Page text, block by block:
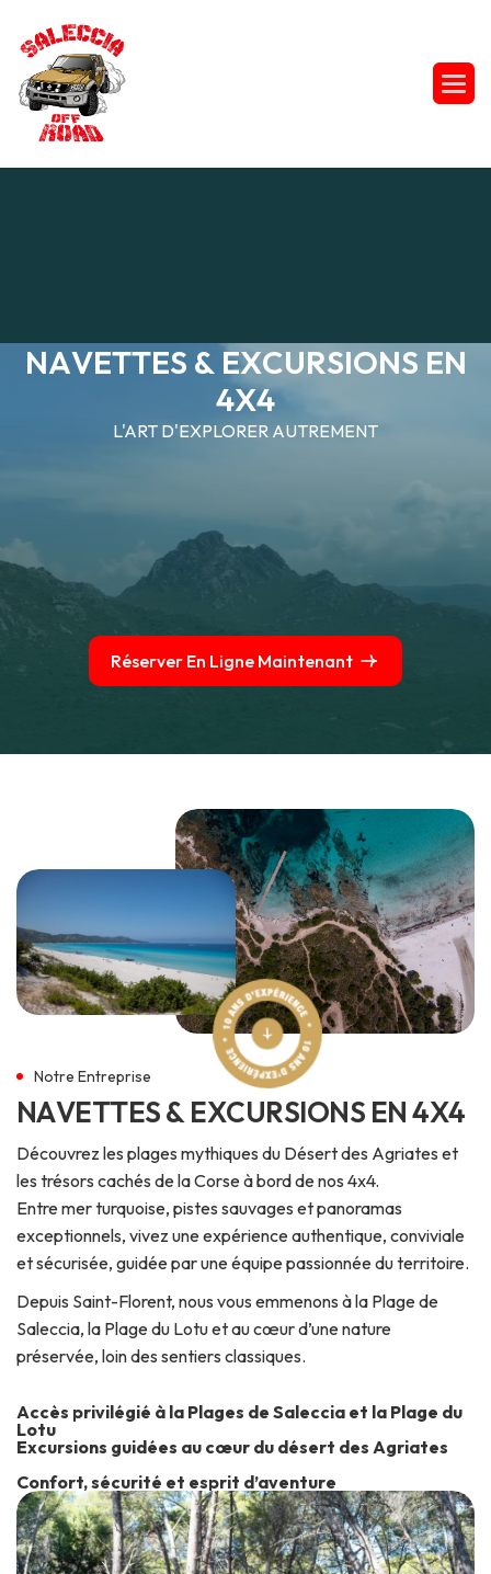
NAVETTES & EXCURSIONS EN
4X4
L'ART D'EXPLORER AUTREMENT
Réserver En Ligne Maintenant
Notre Entreprise
NAVETTES&EXCURSIONS EN4X4
Découvrez les plages mythiques du Désert des Agriates et
les trésors cachés de la Corse à bord de nos 4x4.
Entre mer turquoise, pistes sauvages et panoramas
exceptionnels, vivez une expérience authentique, conviviale
et sécurisée, guidée par une équipe passionnée du territoire.
Depuis Saint-Florent, nous vous emmenons à la Plage de
Saleccia, la Plage du Lotu et au cœur d’une nature
préservée, loin des sentiers classiques.
Accès privilégié à la Plages de Saleccia et la Plage du
Lotu
Excursions guidées au cœur du désert des Agriates
Confort, sécurité et esprit d’aventure